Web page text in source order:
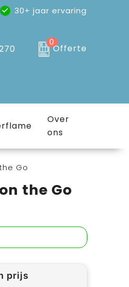
30+ jaar ervaring
0
Offerte
Over
ons
Go
the Go
prijs